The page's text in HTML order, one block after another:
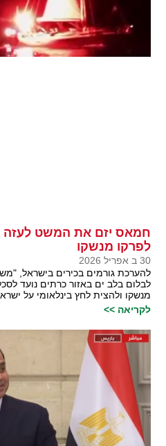
חמאס יזם את המשט לעזה
לפרקו מנשקו
30 ב אפריל 2026
להערכת גורמים בכירים בישראל,
לבלום בלב ים באזור כרתים נועד
מנשקו ולהצית לחץ בינלאומי על
לקריאה >>